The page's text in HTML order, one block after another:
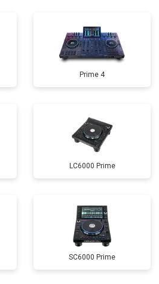
Prime 4
LC6000 Prime
SC6000 Prime